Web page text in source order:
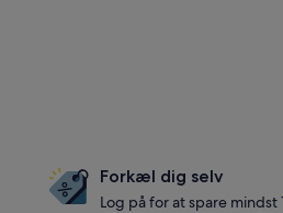
Forkæl dig selv
Log på for at spare mindst